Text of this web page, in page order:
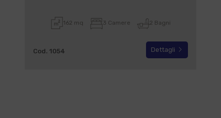
162 mq 3 Camere 2 Bagni
Cod. 1054 Dettagli